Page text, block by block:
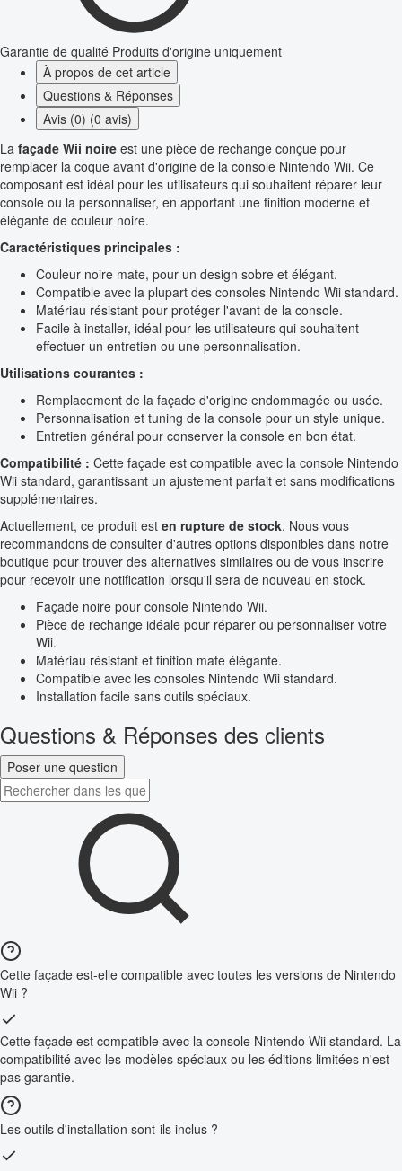
Garantie de qualité Produits d'origine uniquement
À propos de cet article
Questions & Réponses
Avis (0) (0 avis)
La façade Wii noire est une pièce de rechange conçue pour
remplacer la coque avant d'origine de la console Nintendo Wii. Ce
composant est idéal pour les utilisateurs qui souhaitent réparer leur
console ou la personnaliser, en apportant une finition moderne et
élégante de couleur noire.
Caractéristiques principales :
Couleur noire mate, pour un design sobre et élégant.
Compatible avec la plupart des consoles Nintendo Wii standard.
Matériau résistant pour protéger l'avant de la console.
Facile à installer, idéal pour les utilisateurs qui souhaitent
effectuer un entretien ou une personnalisation.
Utilisations courantes :
Remplacement de la façade d'origine endommagée ou usée.
Personnalisation et tuning de la console pour un style unique.
Entretien général pour conserver la console en bon état.
Compatibilité : Cette façade est compatible avec la console Nintendo
Wii standard, garantissant un ajustement parfait et sans modifications
supplémentaires.
Actuellement, ce produit est en rupture de stock. Nous vous
recommandons de consulter d'autres options disponibles dans notre
boutique pour trouver des alternatives similaires ou de vous inscrire
pour recevoir une notification lorsqu'il sera de nouveau en stock.
Façade noire pour console Nintendo Wii.
Pièce de rechange idéale pour réparer ou personnaliser votre
Wii.
Matériau résistant et finition mate élégante.
Compatible avec les consoles Nintendo Wii standard.
Installation facile sans outils spéciaux.
Questions & Réponses des clients
Poser une question
Cette façade est-elle compatible avec toutes les versions de Nintendo
Wii ?
Cette façade est compatible avec la console Nintendo Wii standard. La
compatibilité avec les modèles spéciaux ou les éditions limitées n'est
pas garantie.
Les outils d'installation sont-ils inclus ?